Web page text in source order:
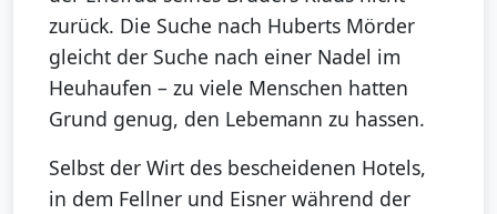
zurück. Die Suche nach Huberts Mörder
gleicht der Suche nach einer Nadel im
Heuhaufen – zu viele Menschen hatten
Grund genug, den Lebemann zu hassen.
Selbst der Wirt des bescheidenen Hotels,
in dem Fellner und Eisner während der